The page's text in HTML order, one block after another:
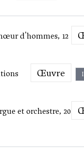
d'hommes, 12
Œuvre
et orchestre, 20